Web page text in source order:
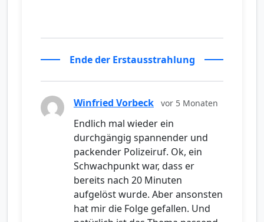
Ende der Erstausstrahlung
Winfried Vorbeck vor 5 Monaten
Endlich mal wieder ein
durchgängig spannender und
packender Polizeiruf. Ok, ein
Schwachpunkt war, dass er
bereits nach 20 Minuten
aufgelöst wurde. Aber ansonsten
hat mir die Folge gefallen. Und